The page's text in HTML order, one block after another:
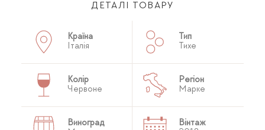
ДЕТАЛІ ТОВАРУ
Країна
Італія
Тип
Тихе
Колір
Червоне
Регіон
Марке
Виноград
Вінтаж